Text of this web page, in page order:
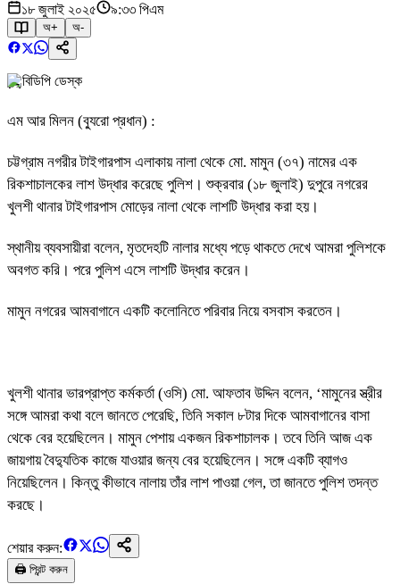
১৮ জুলাই ২০২৫ ৯:৩৩ পিএম
অ+ অ-
বিডিপি ডেস্ক
‎এম আর মিলন (ব্যুরো প্রধান) :
চট্টগ্রাম নগরীর টাইগারপাস এলাকায় নালা থেকে মো. মামুন (৩৭) নামের এক
রিকশাচালকের লাশ উদ্ধার করেছে পুলিশ। শুক্রবার (১৮ জুলাই) দুপুরে নগরের
খুলশী থানার টাইগারপাস মোড়ের নালা থেকে লাশটি উদ্ধার করা হয়।
‎স্থানীয় ব্যবসায়ীরা বলেন, মৃতদেহটি নালার মধ্যে পড়ে থাকতে দেখে আমরা পুলিশকে
অবগত করি। পরে পুলিশ এসে লাশটি উদ্ধার করেন।
‎মামুন নগরের আমবাগানে একটি কলোনিতে পরিবার নিয়ে বসবাস করতেন।
‎খুলশী থানার ভারপ্রাপ্ত কর্মকর্তা (ওসি) মো. আফতাব উদ্দিন বলেন, ‘মামুনের স্ত্রীর
সঙ্গে আমরা কথা বলে জানতে পেরেছি, তিনি সকাল ৮টার দিকে আমবাগানের বাসা
থেকে বের হয়েছিলেন। মামুন পেশায় একজন রিকশাচালক। তবে তিনি আজ এক
জায়গায় বৈদ্যুতিক কাজে যাওয়ার জন্য বের হয়েছিলেন। সঙ্গে একটি ব্যাগও
নিয়েছিলেন। কিন্তু কীভাবে নালায় তাঁর লাশ পাওয়া গেল, তা জানতে পুলিশ তদন্ত
করছে।
শেয়ার করুন:
🖨️ প্রিন্ট করুন